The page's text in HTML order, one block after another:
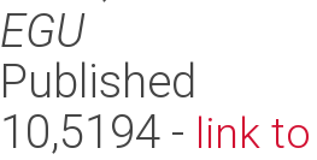
EGU
Published
10,5194 - link